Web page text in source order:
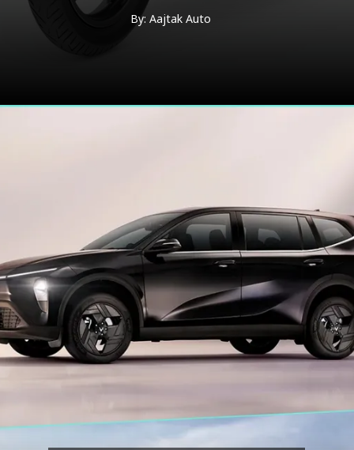
By: Aajtak Auto